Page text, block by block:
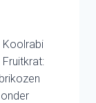
Koolrabi